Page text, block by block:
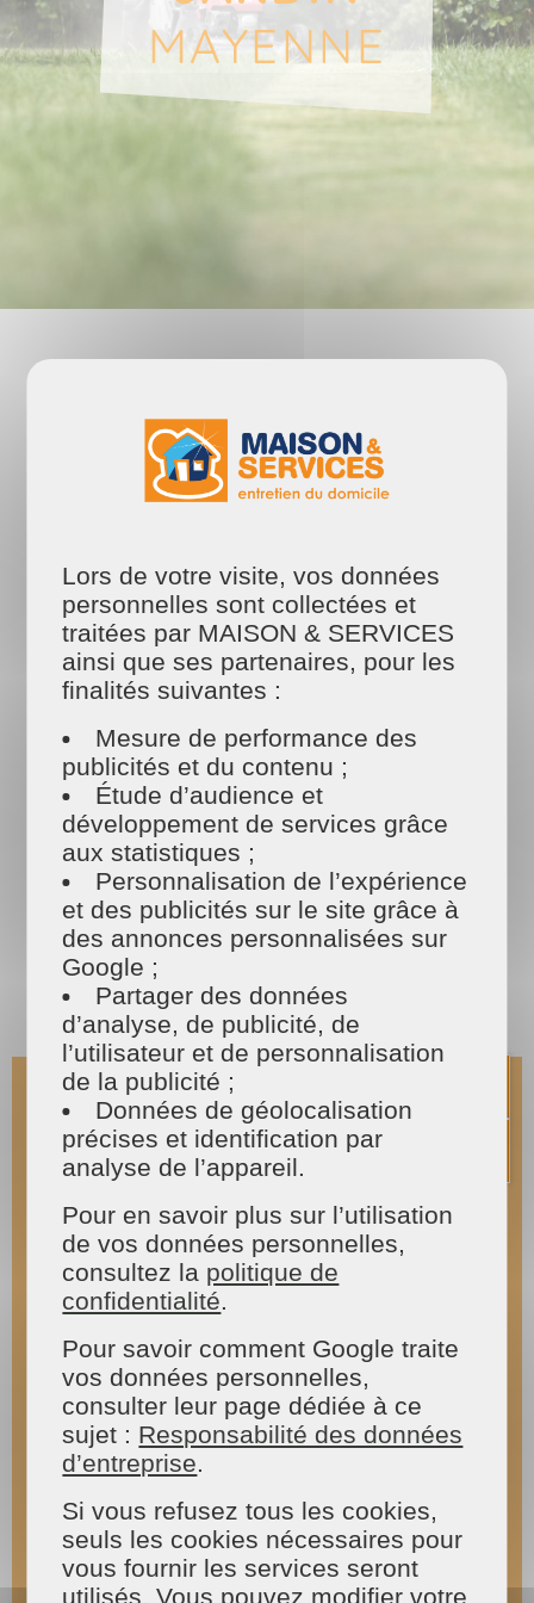
MAYENNE
Avoir un joli jardin
demande du temps
et du savoir-faire.
quotidien,
faites appel à une société de jardinage à
Mayenne !
Les tarifs
MAISON ET SERVICES
Quelle que soit sa superficie, un espace extérieur
est toujours un lieu agréable. On peut s’y
détendre après une dure journée de travail et se
relaxer. On peut aussi y cultiver son potager ou
encore imaginer des espaces totalement fleuris.
Mais pour que cet endroit soit beau, il est
important de l’entretenir tout au long de l’année.
Et on n’a pas toujours le temps pour cela !
Il est alors utile de connaître les coordonnées
chargel’entretien de votre jardin. Nous vous
proposonsdes experts du jardinage à
Mayennequi pourront réaliser le nettoyage de
vos espaces verts, tondre votre pelouse au
printemps, arroser vos plantations en été, retirer
les feuilles mortes en automne… Notre équipe est
régulièrement formée aux pratiques de
l’entretien des jardins et des espaces verts
Nous travaillons vite, bien, et en toute discrétion.
Que vous désiriez une intervention régulière ou à
Lors de votre visite, vos données
personnelles sont collectées et
traitées par MAISON & SERVICES
ainsi que ses partenaires, pour les
finalités suivantes :
Mesure de performance des
publicités et du contenu ;
Étude d’audience et
développement de services grâce
aux statistiques ;
Personnalisation de l’expérience
et des publicités sur le site grâce à
des annonces personnalisées sur
Google ;
Partager des données
d’analyse, de publicité, de
l’utilisateur et de personnalisation
de la publicité ;
Données de géolocalisation
précises et identification par
analyse de l’appareil.
Pour en savoir plus sur l’utilisation
de vos données personnelles,
consultez la politique de
confidentialité.
Pour savoir comment Google traite
vos données personnelles,
consulter leur page dédiée à ce
sujet : Responsabilité des données
d’entreprise.
Si vous refusez tous les cookies,
seuls les cookies nécessaires pour
vous fournir les services seront
utilisés. Vous pouvez modifier votre